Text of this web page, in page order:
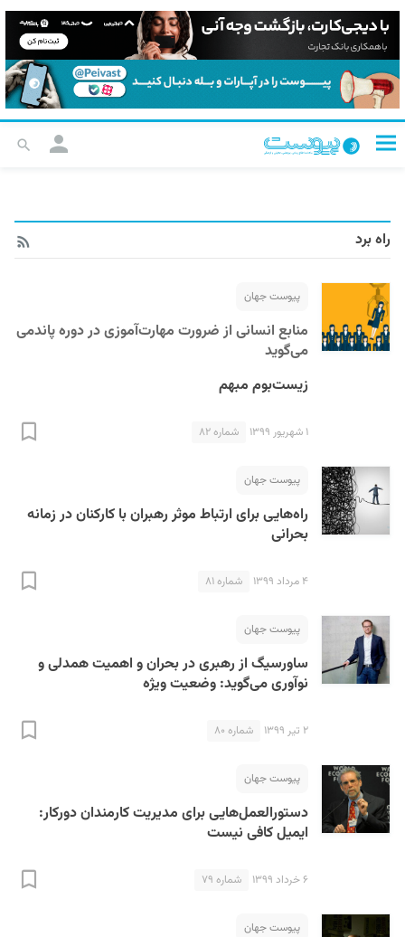
راه برد
پیوست جهان
منابع انسانی از ضرورت مهارت‌آموزی در دوره پاندمی
می‌گوید
زیست‌بوم مبهم
۱ شهریور ۱۳۹۹ شماره ۸۲
پیوست جهان
راه‌هایی برای ارتباط موثر رهبران با کارکنان در زمانه
بحرانی
۴ مرداد ۱۳۹۹ شماره ۸۱
پیوست جهان
ساورسیگ از رهبری در بحران و اهمیت همدلی و
نوآوری می‌گوید: وضعیت ویژه
۲ تیر ۱۳۹۹ شماره ۸۰
پیوست جهان
دستورالعمل‌هایی برای مدیریت کارمندان دورکار:
ایمیل کافی نیست
۶ خرداد ۱۳۹۹ شماره ۷۹
پیوست جهان